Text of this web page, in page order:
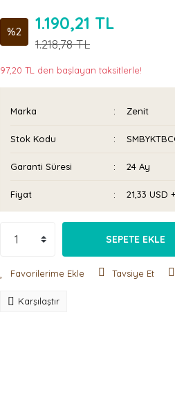
%2 1.190,21 TL
1.218,78 TL
97,20 TL den başlayan taksitlerle!
Marka Zenit
Stok Kodu
Garanti Süresi 24 Ay
Fiyat 21,33 USD
SEPETE EKLE
Tavsiye Et
Karşılaştır